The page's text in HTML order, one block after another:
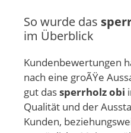
So wurde das
im Überblick
Kundenbewertungen
nach eine groÃŸe
gut dassperrholz obi
Qualität und der
Kunden,